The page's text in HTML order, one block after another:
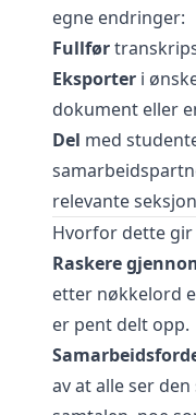
egne endringer:
Fullfør
Eksporter i
dokument eller
Del med
relevante
Hvorfor dette
Raskere
etter nøkkelord
er pent delt opp.
av at alle ser